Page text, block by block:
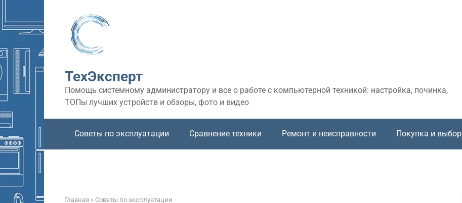
контенту
ТехЭксперт
Помощь системному администратору и все о работе с компьютерной техникой: настройка, починка,
ТОПы лучших устройств и обзоры, фото и видео
Советы по эксплуатации Сравнение техники Ремонт и неисправности Покупка и выбор
Главная » Советы по эксплуатации